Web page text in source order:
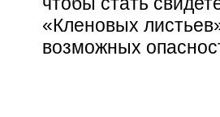
«Кленовых
возможных